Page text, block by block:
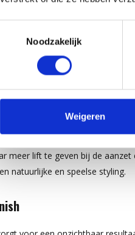
Noodzakelijk
Weigeren
met powders
meer body met de powders
het haar te verzwaren.
meer lift te geven bij de
natuurlijke en speelse styling.